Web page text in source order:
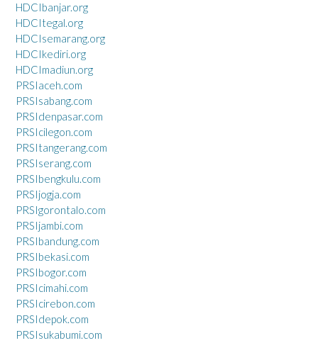
HDCIbanjar.org
HDCItegal.org
HDCIsemarang.org
HDCIkediri.org
HDCImadiun.org
PRSIaceh.com
PRSIsabang.com
PRSIdenpasar.com
PRSIcilegon.com
PRSItangerang.com
PRSIserang.com
PRSIbengkulu.com
PRSIjogja.com
PRSIgorontalo.com
PRSIjambi.com
PRSIbandung.com
PRSIbekasi.com
PRSIbogor.com
PRSIcimahi.com
PRSIcirebon.com
PRSIdepok.com
PRSIsukabumi.com